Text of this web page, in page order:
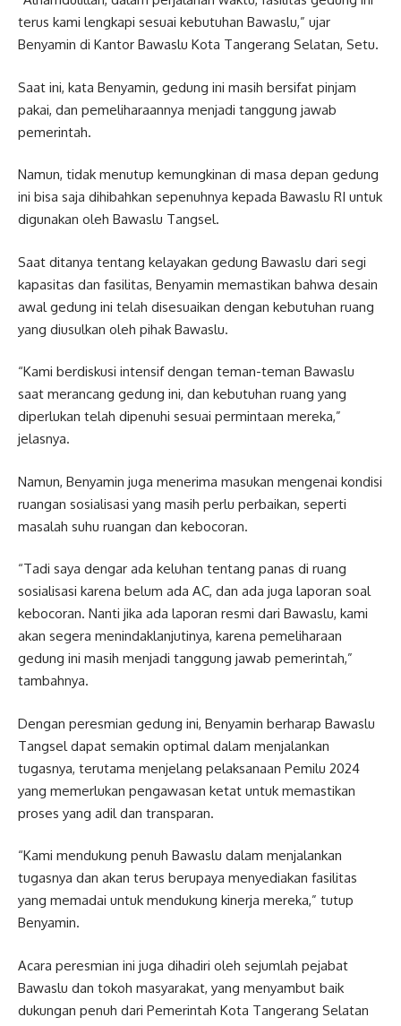
terus kami lengkapi sesuai kebutuhan Bawaslu,” ujar
Benyamin di Kantor Bawaslu Kota Tangerang Selatan, Setu.
Saat ini, kata Benyamin, gedung ini masih bersifat pinjam
pakai, dan pemeliharaannya menjadi tanggung jawab
pemerintah.
Namun, tidak menutup kemungkinan di masa depan gedung
ini bisa saja dihibahkan sepenuhnya kepada Bawaslu RI untuk
digunakan oleh Bawaslu Tangsel.
Saat ditanya tentang kelayakan gedung Bawaslu dari segi
kapasitas dan fasilitas, Benyamin memastikan bahwa desain
awal gedung ini telah disesuaikan dengan kebutuhan ruang
yang diusulkan oleh pihak Bawaslu.
“Kami berdiskusi intensif dengan teman-teman Bawaslu
saat merancang gedung ini, dan kebutuhan ruang yang
diperlukan telah dipenuhi sesuai permintaan mereka,”
jelasnya.
Namun, Benyamin juga menerima masukan mengenai kondisi
ruangan sosialisasi yang masih perlu perbaikan, seperti
masalah suhu ruangan dan kebocoran.
“Tadi saya dengar ada keluhan tentang panas di ruang
sosialisasi karena belum ada AC, dan ada juga laporan soal
kebocoran. Nanti jika ada laporan resmi dari Bawaslu, kami
akan segera menindaklanjutinya, karena pemeliharaan
gedung ini masih menjadi tanggung jawab pemerintah,”
tambahnya.
Dengan peresmian gedung ini, Benyamin berharap Bawaslu
Tangsel dapat semakin optimal dalam menjalankan
tugasnya, terutama menjelang pelaksanaan Pemilu 2024
yang memerlukan pengawasan ketat untuk memastikan
proses yang adil dan transparan.
“Kami mendukung penuh Bawaslu dalam menjalankan
tugasnya dan akan terus berupaya menyediakan fasilitas
yang memadai untuk mendukung kinerja mereka,” tutup
Benyamin.
Acara peresmian ini juga dihadiri oleh sejumlah pejabat
Bawaslu dan tokoh masyarakat, yang menyambut baik
dukungan penuh dari Pemerintah Kota Tangerang Selatan